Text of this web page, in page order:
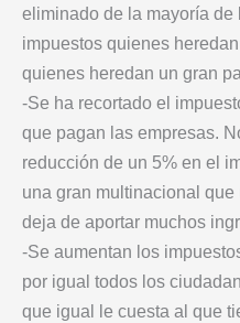
eliminado de la mayoría de
impuestos quienes
quienes heredan un gran
-Se ha recortado el
que pagan las empresas.
reducción de un 5% en el
una gran multinacional
deja de aportar muchos
-Se aumentan los
por igual todos los
que igual le cuesta al que